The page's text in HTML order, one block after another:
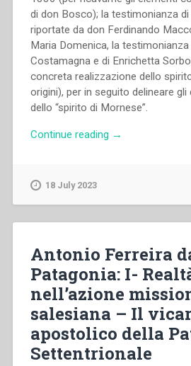
di don Bosco); la testimonianza
riportate da don Ferdinando
Maria Domenica, la
Costamagna e di Enrichetta
concreta realizzazione dello
origini), per in seguito delineare
dello “spirito di Mornese”.
Continue reading “Carlo
spirituale
di
S.
Domenica
Mazzarello”
→
18 July 2023
Antonio Ferreira
Patagonia: I-
nell’azione
salesiana – Il
apostolico della
Settentrionale